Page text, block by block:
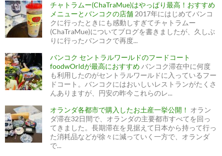
チャトラムー(ChaTraMue)はやっぱり最高！おすすめ
メニューとバンコクの店舗 2017年にはじめてバンコ
クに行ったときにも感動しすぎてチャトラムー
(ChaTraMue)についてブログを書きましたが、久しぶ
りに行ったバンコクで再度...
バンコク セントラルワールドのフードコート
foodwOrldが最高におすすめ バンコク滞在中に何度
も利用したのがセントラルワールドに入っているフー
ドコート。バンコクにはおいしいレストランがたくさ
んありますが、円安の昨今これらのレ...
オランダ各都市で購入したお土産一挙公開！ オラン
ダ滞在32日間で、オランダの主要都市すべてを回っ
てきました。長期滞在を見据えて日本から持って行っ
た消耗品などが徐々に減っていく一方で、オランダ
で...